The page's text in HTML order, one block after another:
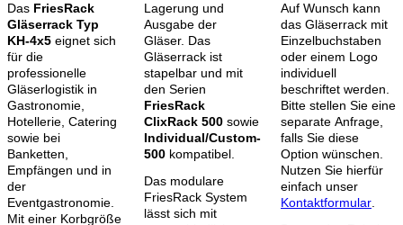
Das FriesRack
Gläserrack Typ
KH-4x5 eignet sich
für die
professionelle
Gläserlogistik in
Gastronomie,
Hotellerie, Catering
sowie bei
Banketten,
Empfängen und in
der
Eventgastronomie.
Mit einer Korbgröße
Lagerung und
Ausgabe der
Gläser. Das
Gläserrack ist
stapelbar und mit
den Serien
FriesRack
ClixRack 500 sowie
Individual/Custom-
500 kompatibel.
Das modulare
FriesRack System
lässt sich mit
Auf Wunsch kann
das Gläserrack mit
Einzelbuchstaben
oder einem Logo
individuell
beschriftet werden.
Bitte stellen Sie eine
separate Anfrage,
falls Sie diese
Option wünschen.
Nutzen Sie hierfür
einfach unser
Kontaktformular.